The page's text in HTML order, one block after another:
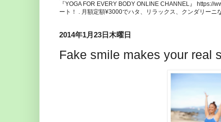
『YOGA FOR EVERY BODY ONLINE CHANNEL』
ート！ . 月額定額¥3000でハタ、リラックス、クンダリー
2014年1月23日木曜日
Fake smile makes your real